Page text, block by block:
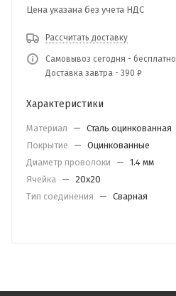
Цена указана без учета НДС
Рассчитать доставку
Самовывоз сегодня - бесплатно
Доставка завтра - 390 ₽
Характеристики
Материал — Сталь оцинкованная
Покрытие
— Оцинкованные
Диаметр проволоки
— 1.4 мм
Ячейка — 20х20
Тип соединения
— Сварная